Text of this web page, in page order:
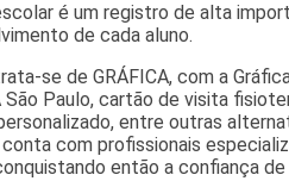
é um registro de alta
de cada aluno.
se de GRÁFICA, com a
São Paulo, cartão de visita
entre outras
com profissionais
então a confiança